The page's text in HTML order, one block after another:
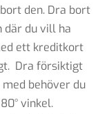
den. Dra bort
där du vill ha
ett kreditkort
Dra försiktigt
behöver du
vinkel.